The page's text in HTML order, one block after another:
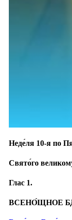
Неде́ля 10-я по
Свято́го
Глас 1.
ВСЕНО́ЩНОЕ